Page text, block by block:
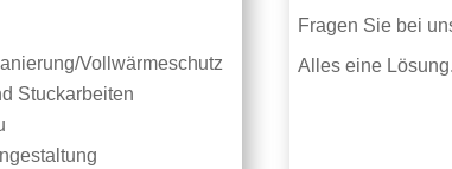
Vollwärmeschutz
Stuckarbeiten
Fragen Sie bei
Alles eine Lösung.